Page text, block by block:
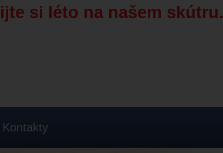
si léto na našem skútru.
Kontakty